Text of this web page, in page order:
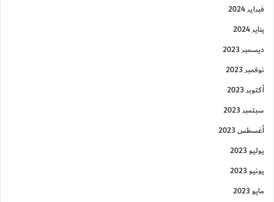
فبراير 2024
يناير 2024
ديسمبر 2023
نوفمبر 2023
أكتوبر 2023
سبتمبر 2023
أغسطس 2023
يوليو 2023
يونيو 2023
مايو 2023